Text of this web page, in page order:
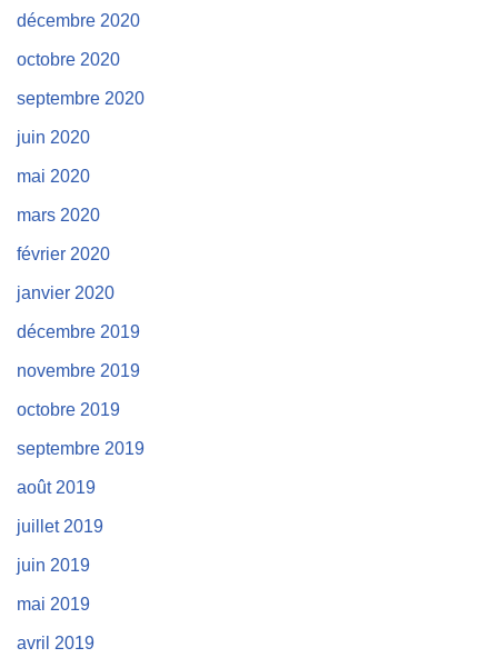
décembre 2020
octobre 2020
septembre 2020
juin 2020
mai 2020
mars 2020
février 2020
janvier 2020
décembre 2019
novembre 2019
octobre 2019
septembre 2019
août 2019
juillet 2019
juin 2019
mai 2019
avril 2019